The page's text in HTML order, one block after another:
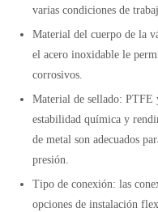
varias condiciones de
Material del cuerpo de la
el acero inoxidable le
corrosivos.
Material de sellado: PTFE
estabilidad química y
de metal son adecuados
presión.
Tipo de conexión: las
opciones de instalación